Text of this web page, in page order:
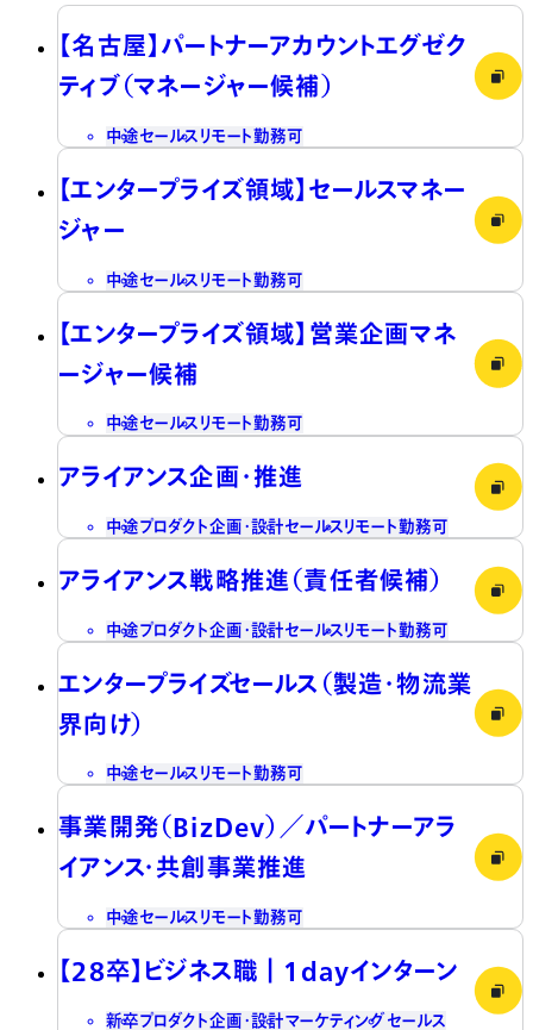
【名古屋】パートナーアカウントエグゼク
ティブ（マネージャー候補）
中途セールス リモート勤務可
【エンタープライズ領域】セールスマネー
ジャー
中途セールス リモート勤務可
【エンタープライズ領域】営業企画マネ
ージャー候補
中途セールス リモート勤務可
アライアンス企画・推進
中途プロダクト企画・設計セールスリモート勤務可
アライアンス戦略推進（責任者候補）
中途プロダクト企画・設計セールス リモート勤務可
エンタープライズセールス（製造・物流業
界向け）
中途セールス リモート勤務可
事業開発（BizDev）／パートナーアラ
イアンス・共創事業推進
中途セールス リモート勤務可
【28卒】ビジネス職┃1dayインターン
新卒プロダクト企画・設計マーケティングセールス